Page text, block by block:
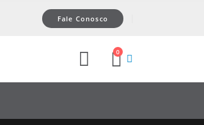
Fale Conosco
0